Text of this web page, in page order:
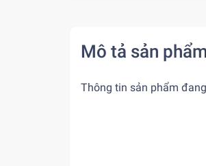
Mô tả sản phẩm
Thông tin sản phẩm